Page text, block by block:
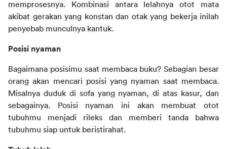
memprosesnya. Kombinasi antara lelahnya otot mata
akibat gerakan yang konstan dan otak yang bekerja inilah
penyebab munculnya kantuk.
Posisi nyaman
Bagaimana posisimu saat membaca buku? Sebagian besar
orang akan mencari posisi yang nyaman saat membaca.
Misalnya duduk di sofa yang nyaman, di atas kasur, dan
sebagainya. Posisi nyaman ini akan membuat otot
tubuhmu menjadi rileks dan memberi tanda bahwa
tubuhmu siap untuk beristirahat.